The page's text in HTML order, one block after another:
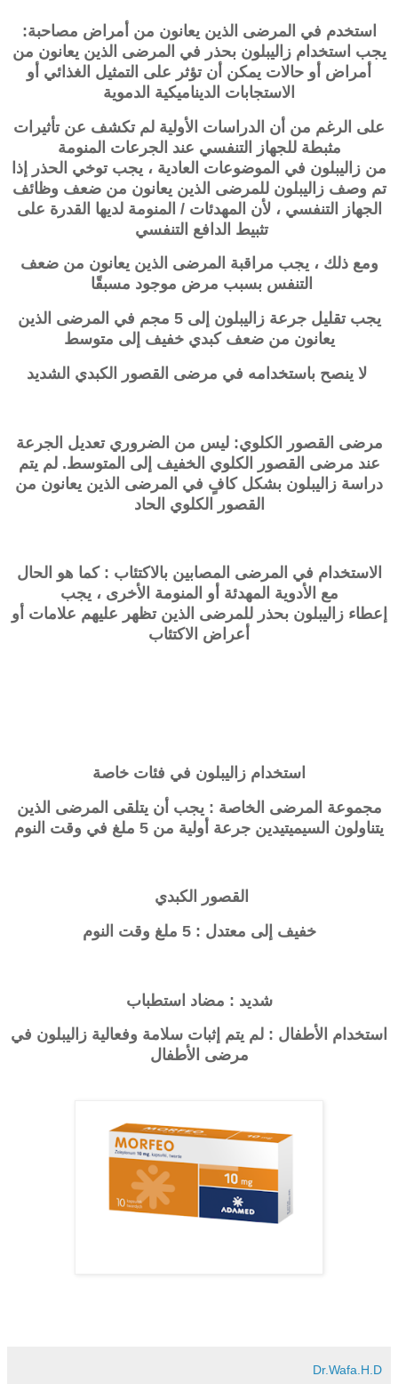
استخدم في المرضى الذين يعانون من أمراض مصاحبة:
يجب استخدامزاليبلون بحذر في المرضى الذين يعانون من
أمراض أو حالات يمكن أن تؤثر على التمثيل الغذائي أو
الاستجابات الديناميكية الدموية
على الرغم من أن الدراسات الأولية لم تكشف عن تأثيرات
مثبطة للجهاز التنفسي عند الجرعات المنومة
من زاليبلون في الموضوعات العادية ، يجب توخي الحذر إذا
تم وصفزاليبلون للمرضى الذين يعانون من ضعف وظائف
الجهاز التنفسي ، لأن المهدئات / المنومة لديها القدرة على
تثبيط الدافع التنفسي
ومع ذلك ، يجب مراقبة المرضى الذين يعانون من ضعف
التنفس بسبب مرض موجود مسبقًا
يجب تقليل جرعةزاليبلون
إلى 5 مجم في المرضى الذين
يعانون من ضعف كبدي خفيف إلى متوسط
لا ينصح باستخدامه في مرضى القصور الكبدي الشديد
مرضى القصور الكلوي: ليس من الضروري تعديل الجرعة
عند مرضى القصور الكلوي الخفيف إلى المتوسط. لم يتم
دراسة زاليبلون بشكل كافٍ في المرضى الذين يعانون من
القصور الكلوي الحاد
الاستخدام في المرضى المصابين بالاكتئاب : كما هو الحال
مع الأدوية المهدئة أو المنومة الأخرى ، يجب
إعطاءزاليبلون بحذر للمرضى الذين تظهر عليهم علامات أو
أعراض الاكتئاب
استخدام زاليبلون في فئات خاصة
مجموعة المرضى الخاصة : يجب أن يتلقى المرضى الذين
يتناولون السيميتيدين جرعة أولية من 5 ملغ في وقت النوم
القصور الكبدي
خفيف إلى معتدل : 5 ملغ وقت النوم
شديد : مضاد استطباب
استخدام الأطفال : لم يتم إثبات سلامة وفعالية زاليبلون في
مرضى الأطفال
Dr.Wafa.H.D